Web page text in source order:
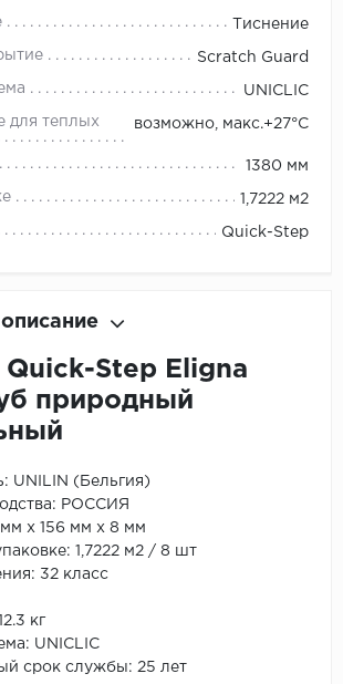
Тиснение
Scratch Guard
UNICLIC
для теплых
возможно, макс.+27°С
1380 мм
1,7222 м2
Quick-Step
Step Eligna
природный
UNILIN (Бельгия)
РОССИЯ
х 156 мм х 8 мм
1,7222 м2 / 8 шт
32 класс
кг
UNICLIC
срок службы: 25 лет